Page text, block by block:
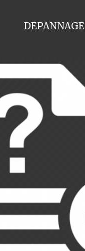
DEPANNAGE